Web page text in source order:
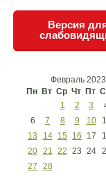
Версия
Февраль 2023
Пн Вт Ср Чт Пт
1 2 3
6
7 8 9 10
13
14 15 16 17
20 21 22 23 24
27
28